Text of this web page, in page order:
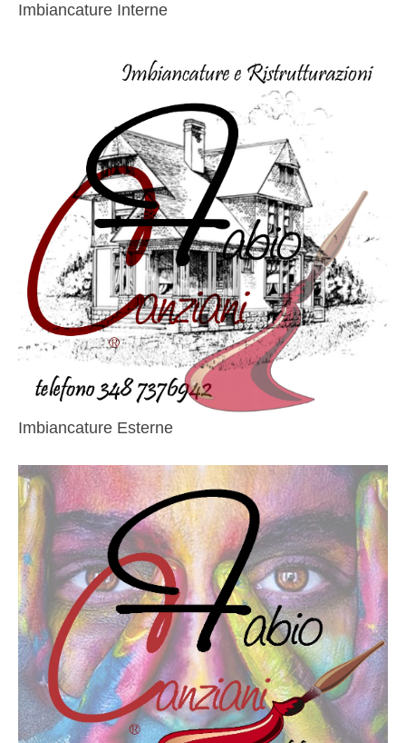
Imbiancature Interne
Imbiancature Esterne